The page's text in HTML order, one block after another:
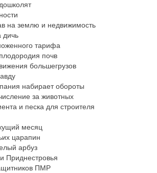
на землю и недвижимость
дичь
тарифа
почв
большегрузов
набирает обороты
за животных
и песка для строителя
месяц
царапин
арбуз
Приднестровья
ПМР